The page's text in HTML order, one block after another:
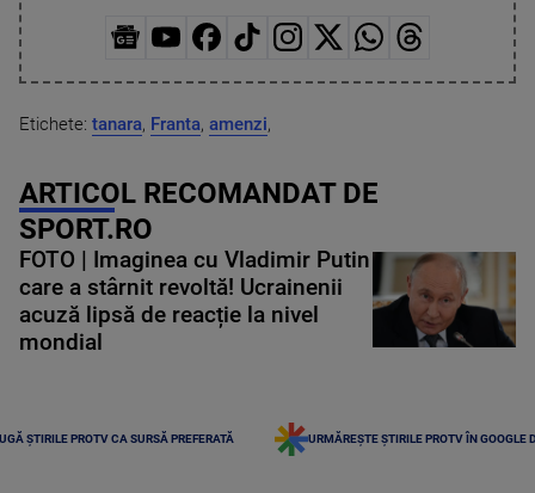
Etichete: tanara, Franta, amenzi,
ARTICOL RECOMANDAT DE
SPORT.RO
FOTO | Imaginea cu Vladimir Putin
care a stârnit revoltă! Ucrainenii
acuză lipsă de reacție la nivel
mondial
ȘTIRILE PROTV CA SURSĂ PREFERATĂ URMĂREȘTE ȘTIRILE PROTV ÎN GOOGLE